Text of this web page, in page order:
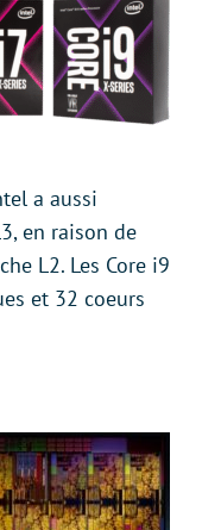
a aussi
en raison de
L2. Les Core i9
et 32 coeurs